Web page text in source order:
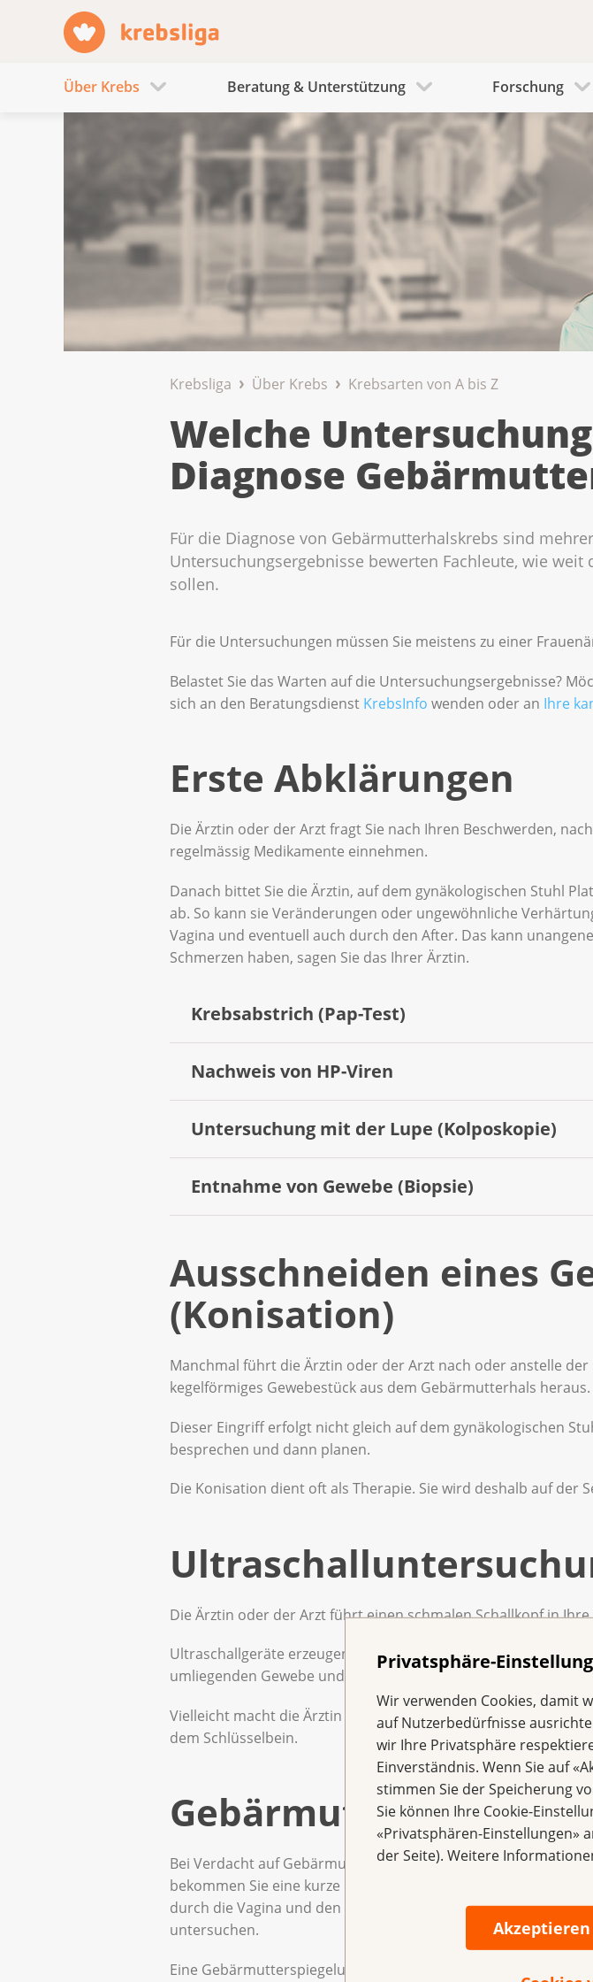
Privatsphäre-
Wir verwenden Cookies, damit
auf Nutzerbedürfnisse
wir Ihre Privatsphäre
Einverständnis. Wenn Sie auf
stimmen Sie der Speicherung
Sie können Ihre Cookie-
«Privatsphären-Einstellungen»
der Seite). Weitere
Über Krebs Beratung & Unterstützung Forschung
Krebsliga Über Krebs Krebsarten von A bis Z
Welche
Diagnose
Für die Diagnose von Gebärmutterhalskrebs sind
Untersuchungsergebnisse bewerten Fachleute, wie
sollen.
Für die Untersuchungen müssen Sie meistens zu einer
Belastet Sie das Warten auf die Untersuchungsergebnisse?
sich an den Beratungsdienst KrebsInfo wenden oder an Ihre
Erste Abklärungen
Die Ärztin oder der Arzt fragt Sie nach Ihren Beschwerden,
regelmässig Medikamente einnehmen.
Danach bittet Sie die Ärztin, auf dem gynäkologischen Stuhl
ab. So kann sie Veränderungen oder ungewöhnliche
Vagina und eventuell auch durch den After. Das kann
Schmerzen haben, sagen Sie das Ihrer Ärztin.
Krebsabstrich (Pap-Test)
Die Frauenärztin spreizt Ihre Vagina mit einem
Muttermund sichtbar. Mit speziellen Instrumenten (Spatel
Muttermund und aus dem Gebärmutterhalskanal.
Den Abstrich untersuchen Fachleute unter dem Mikroskop.
keine Krebsdiagnose. Es zeigt lediglich an, dass die Zellen
Kontrollen oder zu zusätzlichen Untersuchungen für die
Nachweis von HP-Viren
Die Frauenärztin entnimmt wie beim Krebsabstrich Zellen
Papillomaviren (HPV) untersuchen. Findet das Labor HPV,
HPV handelt.
Untersuchung mit der Lupe (Kolposkopie)
Die Ärztin bestreicht die Schleimhaut von Muttermund und
die Schleimhäute mit einer Lupe. Durch die Vergrösserung
Entnahme von Gewebe (Biopsie)
Zange ein kleines Stück Gewebe. Die Entnahme kann
meistens schmerzlos. Das Gewebestück lässt die Ärztin im
Ausschneiden eines
(Konisation)
Manchmal führt die Ärztin oder der Arzt nach oder anstelle
kegelförmiges Gewebestück aus dem Gebärmutterhals heraus.
Dieser Eingriff erfolgt nicht gleich auf dem gynäkologischen
besprechen und dann planen.
Die Konisation dient oft als Therapie. Sie wird deshalb auf der
Die Ärztin oder der Arzt führt einen schmalen Schallkopf in Ihre
Ultraschallgeräte erzeugen Bilder mithilfe von Schallwellen.
umliegenden Gewebe und Organe betrachten.
Vielleicht macht die Ärztin zusätzlich eine
dem Schlüsselbein.
Bei Verdacht auf Gebärmutterhalskrebs wird manchmal eine
bekommen Sie eine kurze Narkose. Dann führt die
durch die Vagina und den Gebärmutterhals in die
untersuchen.
Eine Gebärmutterspiegelung wird meist ambulant